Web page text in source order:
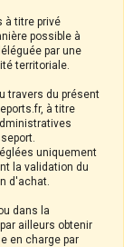
à titre privé
possible à
par une
territoriale.
travers du présent
à titre
uniquement
la validation du
d'achat.
dans la
ailleurs obtenir
en charge par